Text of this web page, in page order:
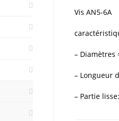
Vis AN5-6A
– Diamètres
– Longueur
– Partie